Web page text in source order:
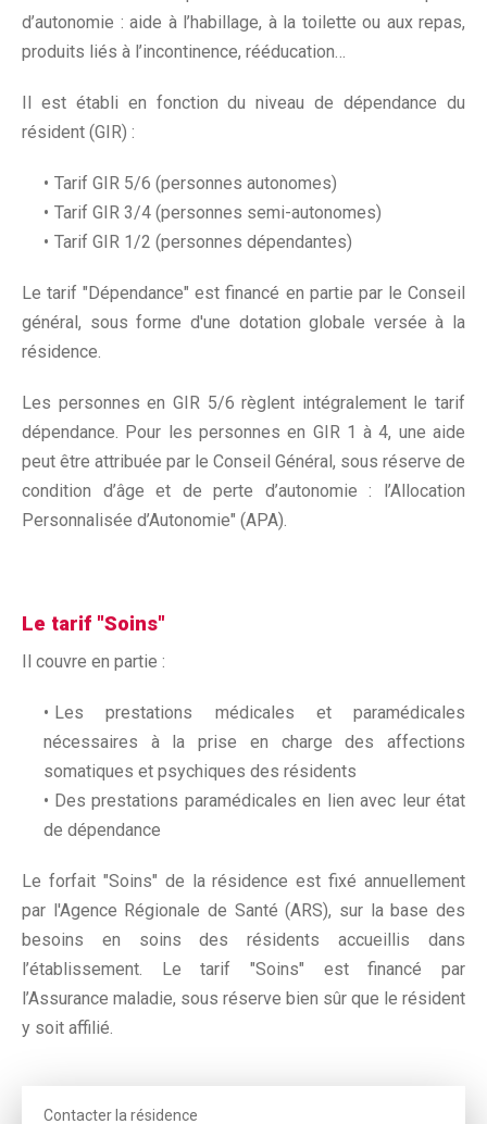
d’autonomie : aide à l’habillage, à la toilette ou aux repas,
produits liés à l’incontinence, rééducation…
Il est établi en fonction du niveau de dépendance du
résident (GIR) :
Tarif GIR 5/6 (personnes autonomes)
Tarif GIR 3/4 (personnes semi-autonomes)
Tarif GIR 1/2 (personnes dépendantes)
Le tarif "Dépendance" est financé en partie par le Conseil
général, sous forme d'une dotation globale versée à la
résidence.
Les personnes en GIR 5/6 règlent intégralement le tarif
dépendance. Pour les personnes en GIR 1 à 4, une aide
peut être attribuée par le Conseil Général, sous réserve de
condition d’âge et de perte d’autonomie : l’Allocation
Personnalisée d’Autonomie" (APA).
Le tarif "Soins"
Il couvre en partie :
Les prestations médicales et paramédicales
nécessaires à la prise en charge des affections
somatiques et psychiques des résidents
Des prestations paramédicales en lien avec leur état
de dépendance
Le forfait "Soins" de la résidence est fixé annuellement
par l'Agence Régionale de Santé (ARS), sur la base des
besoins en soins des résidents accueillis dans
l’établissement. Le tarif "Soins" est financé par
l’Assurance maladie, sous réserve bien sûr que le résident
y soit affilié.
Contacter la résidence